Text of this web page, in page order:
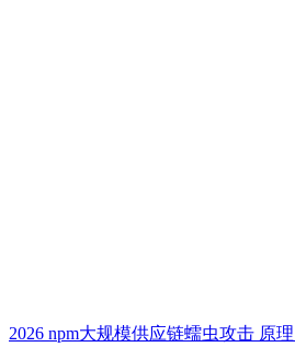
2026 npm大规模供应链蠕虫攻击 原